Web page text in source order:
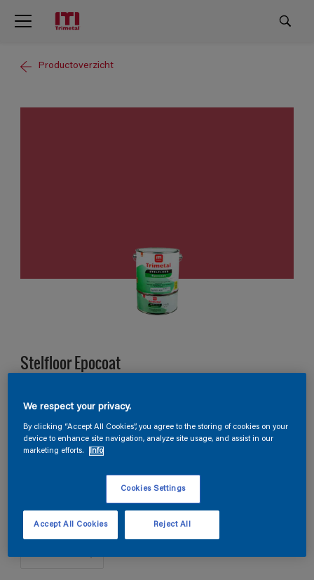
Productoverzicht
Stelfloor Epocoat
B0.41.39
Kleur wijzigen
10 L
Aantal
We respect your privacy.
By clicking “Accept All Cookies”, you agree to the storing of cookies on your
device to enhance site navigation, analyze site usage, and assist in our
marketing efforts.
Info
Cookies Settings
Reject All
Accept All Cookies